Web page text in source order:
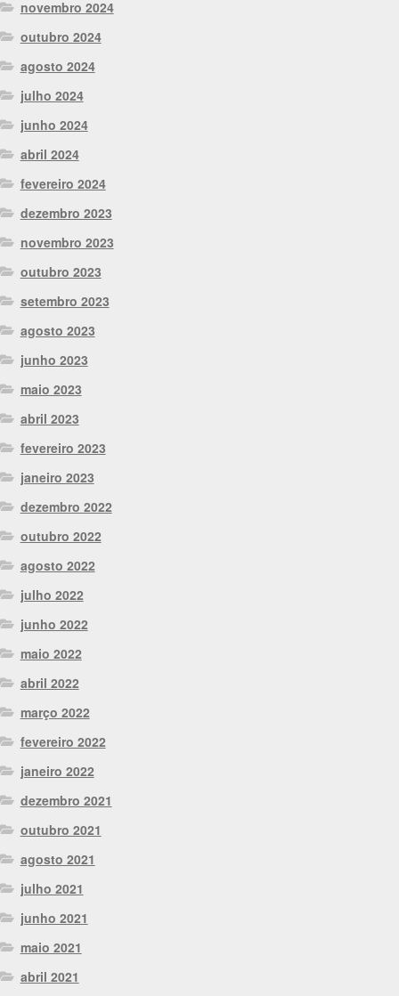
novembro 2024
outubro 2024
agosto 2024
julho 2024
junho 2024
abril 2024
fevereiro 2024
dezembro 2023
novembro 2023
outubro 2023
setembro 2023
agosto 2023
junho 2023
maio 2023
abril 2023
fevereiro 2023
janeiro 2023
dezembro 2022
outubro 2022
agosto 2022
julho 2022
junho 2022
maio 2022
abril 2022
março 2022
fevereiro 2022
janeiro 2022
dezembro 2021
outubro 2021
agosto 2021
julho 2021
junho 2021
maio 2021
abril 2021